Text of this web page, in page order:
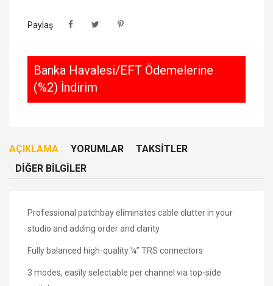
Paylaş
Banka Havalesi/EFT Ödemelerine
(%2) İndirim
AÇIKLAMA YORUMLAR
TAKSITLER
DIĞER BILGILER
Professional patchbay eliminates cable clutter in your
studio and adding order and clarity
Fully balanced high-quality ¼” TRS connectors
3 modes, easily selectable per channel via top-side